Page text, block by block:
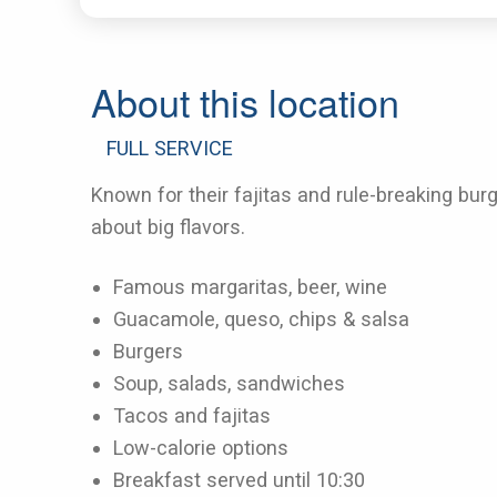
About this location
FULL SERVICE
Known for their fajitas and rule-breaking
about big flavors.
Famous margaritas, beer, wine
Guacamole, queso, chips & salsa
Burgers
Soup, salads, sandwiches
Tacos and fajitas
Low-calorie options
Breakfast served until 10:30